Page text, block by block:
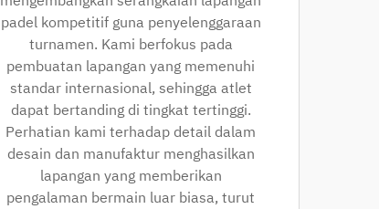
padel kompetitif guna penyelenggaraan
turnamen. Kami berfokus pada
pembuatan lapangan yang memenuhi
standar internasional, sehingga atlet
dapat bertanding di tingkat tertinggi.
Perhatian kami terhadap detail dalam
desain dan manufaktur menghasilkan
lapangan yang memberikan
pengalaman bermain luar biasa, turut